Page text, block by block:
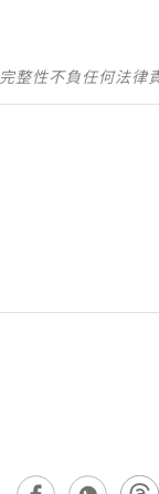
整性不負任何法律